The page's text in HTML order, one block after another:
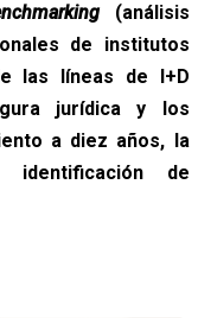
(análisis
de institutos
las líneas de I+D
jurídica y los
a diez años, la
identificación de